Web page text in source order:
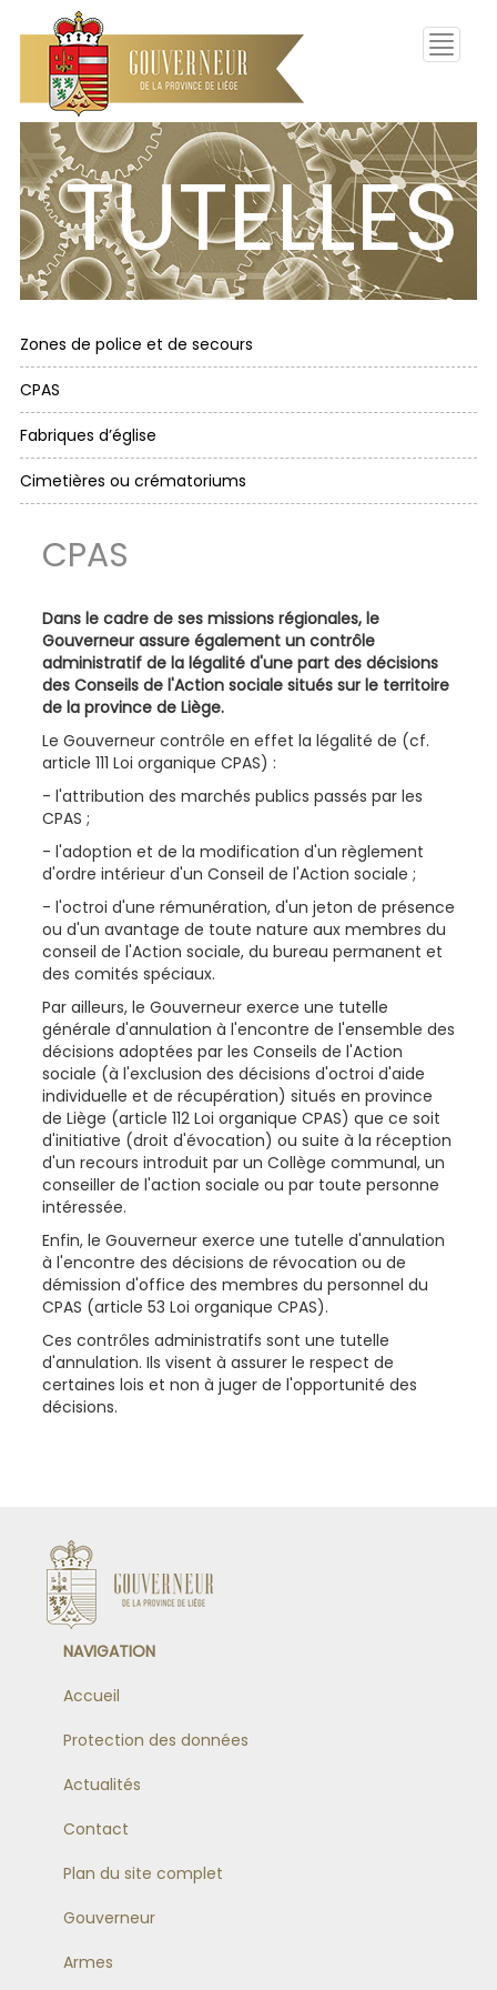
Toggle
TUTELLES
Zones de police et de secours
CPAS
Fabriques d’église
Cimetières ou crématoriums
CPAS
Dans le cadre de ses missions régionales, le
Gouverneur assure également un contrôle
administratif de la légalité d'une part des décisions
des Conseils de l'Action sociale situés sur le territoire
de la province de Liège.
Le Gouverneur contrôle en effet la légalité de (cf.
article 111 Loi organique CPAS) :
- l'attribution des marchés publics passés par les
CPAS ;
- l'adoption et de la modification d'un règlement
d'ordre intérieur d'un Conseil de l'Action sociale ;
- l'octroi d'une rémunération, d'un jeton de présence
ou d'un avantage de toute nature aux membres du
conseil de l'Action sociale, du bureau permanent et
des comités spéciaux.
Par ailleurs, le Gouverneur exerce une tutelle
générale d'annulation à l'encontre de l'ensemble des
décisions adoptées par les Conseils de l'Action
sociale (à l'exclusion des décisions d'octroi d'aide
individuelle et de récupération) situés en province
de Liège (article 112 Loi organique CPAS) que ce soit
d'initiative (droit d'évocation) ou suite à la réception
d'un recours introduit par un Collège communal, un
conseiller de l'action sociale ou par toute personne
intéressée.
Enfin, le Gouverneur exerce une tutelle d'annulation
à l'encontre des décisions de révocation ou de
démission d'office des membres du personnel du
CPAS (article 53 Loi organique CPAS).
Ces contrôles administratifs sont une tutelle
d'annulation. Ils visent à assurer le respect de
certaines lois et non à juger de l'opportunité des
décisions.
NAVIGATION
Accueil
Protection des données
Actualités
Contact
Plan du site complet
Gouverneur
Armes